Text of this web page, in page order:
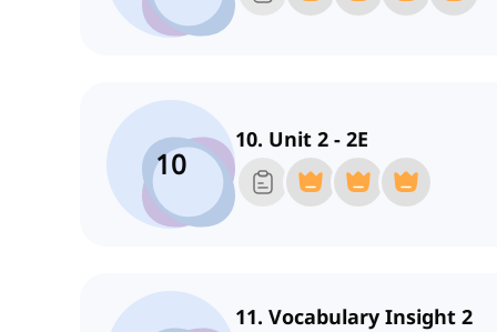
10
10. Unit 2 - 2E
11. Vocabulary Insight 2